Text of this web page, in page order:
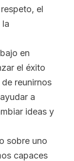
el
la
en
el éxito
reunirnos
a
ideas y
sobre uno
capaces